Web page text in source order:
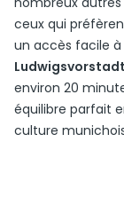
ceux qui
un accès facile à
Ludwigsvorstadt
environ 20
équilibre parfait
culture